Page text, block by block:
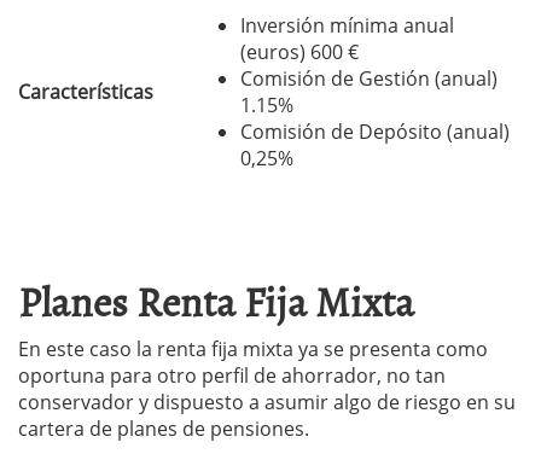
Características
Inversión mínima anual
(euros) 600 €
Comisión de Gestión (anual)
1.15%
Comisión de Depósito (anual)
0,25%
Planes Renta Fija Mixta
En este caso la renta fija mixta ya se presenta como
oportuna para otro perfil de ahorrador, no tan
conservador y dispuesto a asumir algo de riesgo en su
cartera de planes de pensiones.